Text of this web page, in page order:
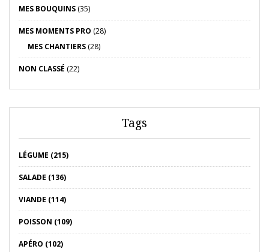
MES BOUQUINS (35)
MES MOMENTS PRO (28)
MES CHANTIERS (28)
NON CLASSÉ (22)
Tags
LÉGUME (215)
SALADE (136)
VIANDE (114)
POISSON (109)
APÉRO (102)